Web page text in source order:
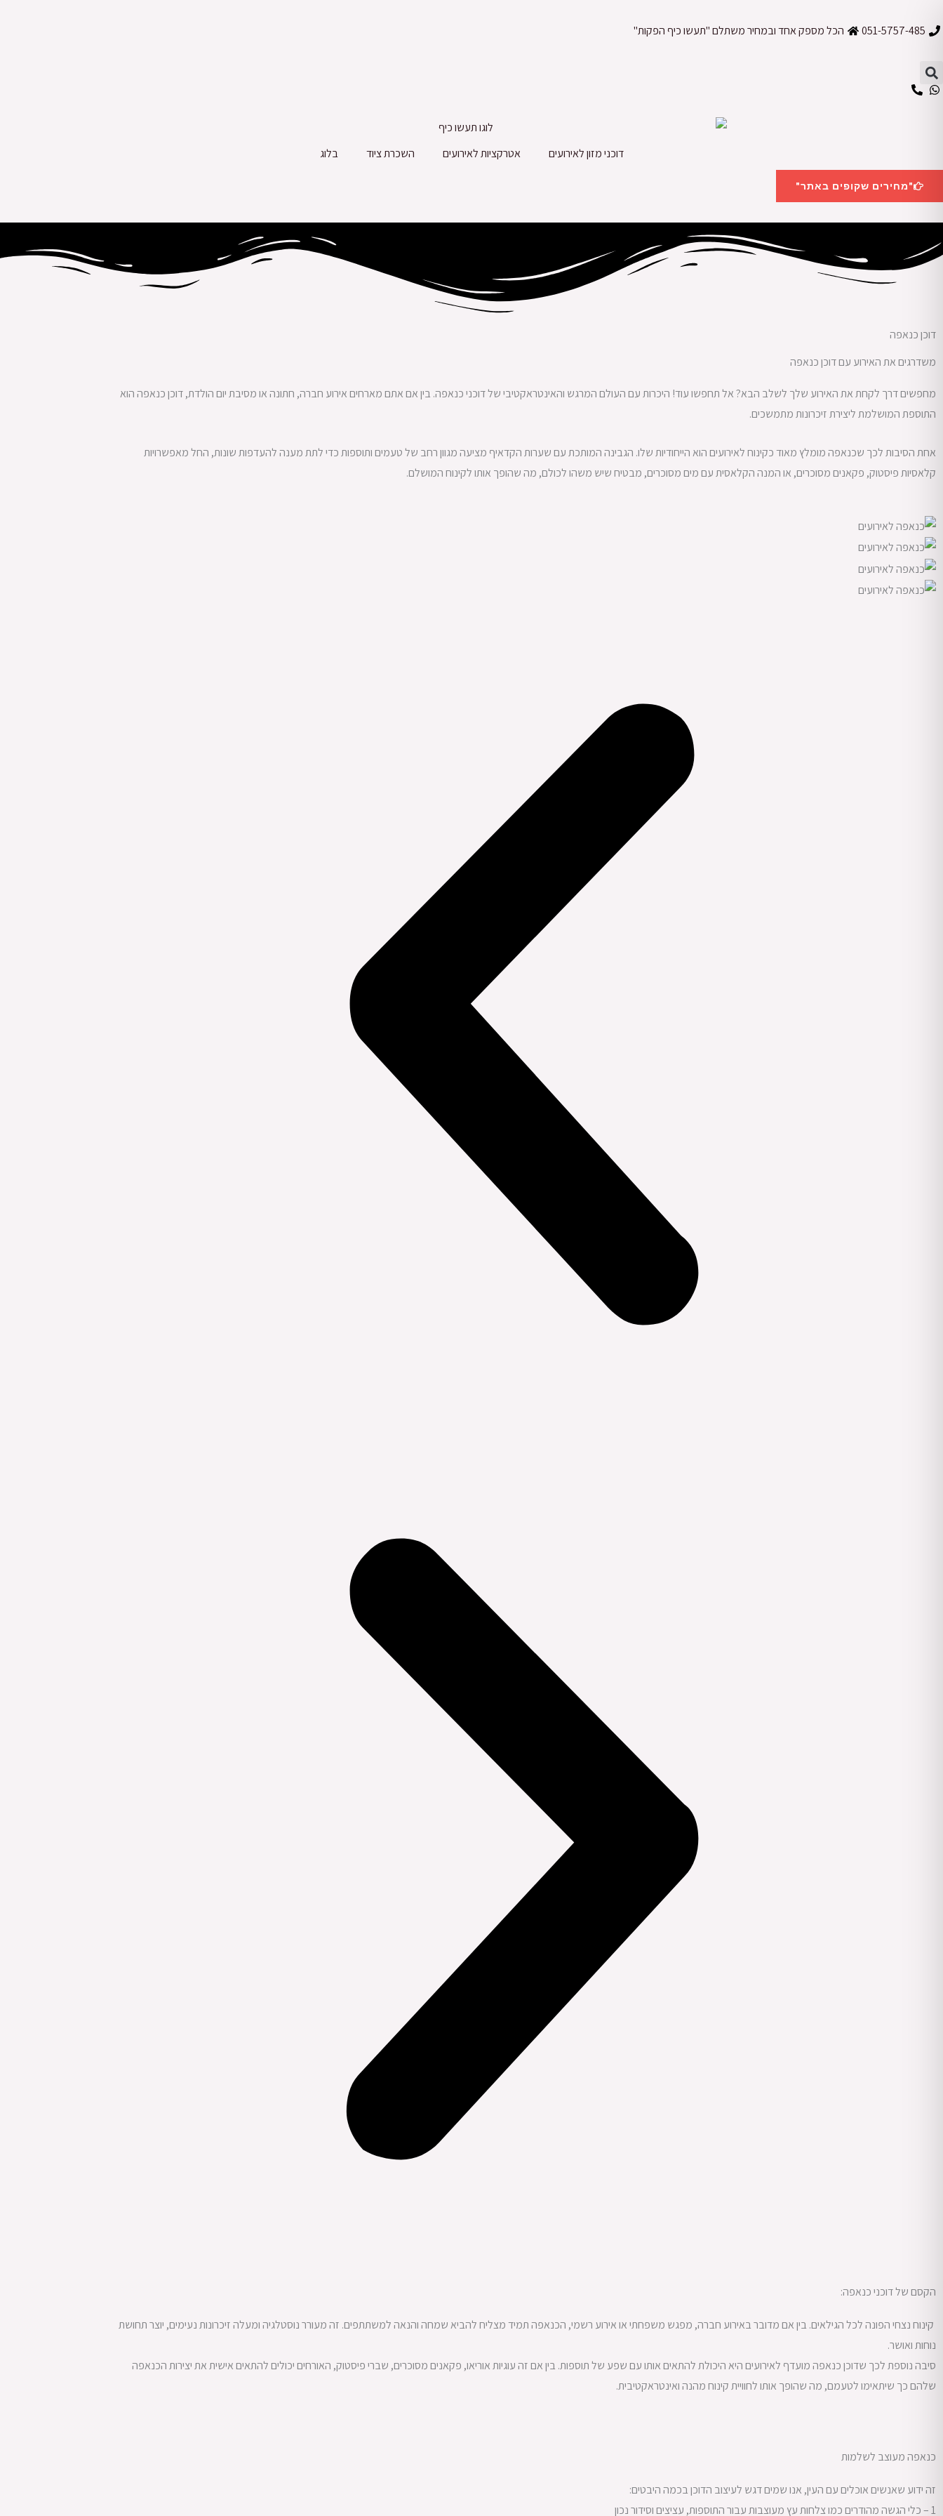
לתוכן051-5757-485 הכל מספק אחד ובמחיר משתלם "תעשו כיף הפקות"
דוכני מזון לאירועים אטרקציות לאירועים השכרת ציוד בלוג
"מחירים שקופים באתר"
דוכן כנאפה
משדרגים את האירוע עם דוכן כנאפה
מחפשים דרך לקחת את האירוע שלך לשלב הבא? אל תחפשו עוד! היכרות עם העולם המרגש והאינטראקטיבי של דוכני כנאפה. בין אם אתם מארחים אירוע חברה, חתונה או מסיבת יום הולדת, דוכן כנאפה הוא
התוספת המושלמת ליצירת זיכרונות מתמשכים.
אחת הסיבות לכך שכנאפה מומלץ מאוד כקינוח לאירועים הוא הייחודיות שלו. הגבינה המותכת עם שערות הקדאיף מציעה מגוון רחב של טעמים ותוספות כדי לתת מענה להעדפות שונות, החל מאפשרויות
קלאסיות פיסטוק, פקאנים מסוכרים, או המנה הקלאסית עם מים מסוכרים, מבטיח שיש משהו לכולם, מה שהופך אותו לקינוח המושלם.
הקסם של דוכני כנאפה:
קינוח נצחי הפונה לכל הגילאים. בין אם מדובר באירוע חברה, מפגש משפחתי או אירוע רשמי, הכנאפה תמיד מצליח להביא שמחה והנאה למשתתפים. זה מעורר נוסטלגיה ומעלה זיכרונות נעימים, יוצר תחושת
נוחות ואושר.
סיבה נוספת לכך שדוכן כנאפה מועדף לאירועים היא היכולת להתאים אותו עם שפע של תוספות. בין אם זה עוגיות אוריאו, פקאנים מסוכרים, שברי פיסטוק, האורחים יכולים להתאים אישית את יצירות הכנאפה
שלהם כך שיתאימו לטעמם, מה שהופך אותו לחוויית קינוח מהנה ואינטראקטיבית.
כנאפה מעוצב לשלמות
זה ידוע שאנשים אוכלים עם העין, אנו שמים דגש לעיצוב הדוכן בכמה היבטים:
1 – כלי הגשה מהודרים כמו צלחות עץ מעוצבות עבור התוספות, עציצים וסידור נכון